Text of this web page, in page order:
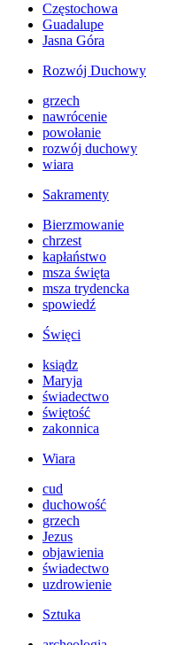
Częstochowa
Guadalupe
Jasna Góra
Rozwój Duchowy
grzech
nawrócenie
powołanie
rozwój duchowy
wiara
Sakramenty
Bierzmowanie
chrzest
kapłaństwo
msza święta
msza trydencka
spowiedź
Święci
ksiądz
Maryja
świadectwo
świętość
zakonnica
Wiara
cud
duchowość
grzech
Jezus
objawienia
świadectwo
uzdrowienie
Sztuka